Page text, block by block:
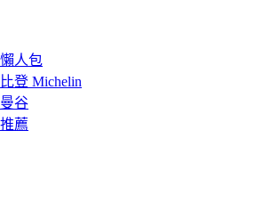
人包
登 Michelin
谷
薦